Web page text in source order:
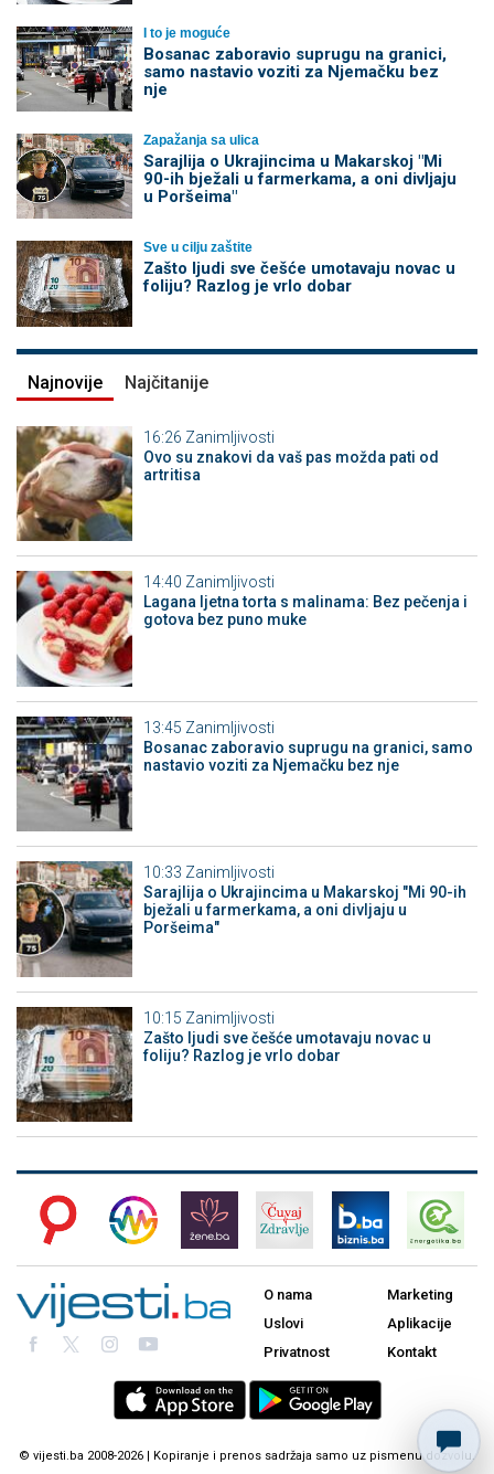
I to je moguće
Bosanac zaboravio suprugu na granici,
samo nastavio voziti za Njemačku bez
nje
Zapažanja sa ulica
Sarajlija o Ukrajincima u Makarskoj "Mi
90-ih bježali u farmerkama, a oni divljaju
u Poršeima"
Sve u cilju zaštite
Zašto ljudi sve češće umotavaju novac u
foliju? Razlog je vrlo dobar
Najnovije Najčitanije
16:26 Zanimljivosti
Ovo su znakovi da vaš pas možda pati od
artritisa
14:40 Zanimljivosti
Lagana ljetna torta s malinama: Bez pečenja i
gotova bez puno muke
13:45 Zanimljivosti
Bosanac zaboravio suprugu na granici, samo
nastavio voziti za Njemačku bez nje
10:33 Zanimljivosti
Sarajlija o Ukrajincima u Makarskoj "Mi 90-ih
bježali u farmerkama, a oni divljaju u
Poršeima"
10:15 Zanimljivosti
Zašto ljudi sve češće umotavaju novac u
foliju? Razlog je vrlo dobar
O nama
Uslovi
Privatnost
Marketing
Aplikacije
Kontakt
© vijesti.ba 2008-2026 | Kopiranje i prenos sadržaja samo uz pismenu dozvolu.